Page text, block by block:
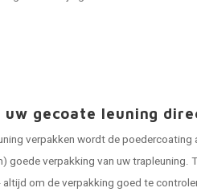
uw gecoate leuning
verpakken wordt de
goede verpakking van uw trapleuning.
om de verpakking goed te